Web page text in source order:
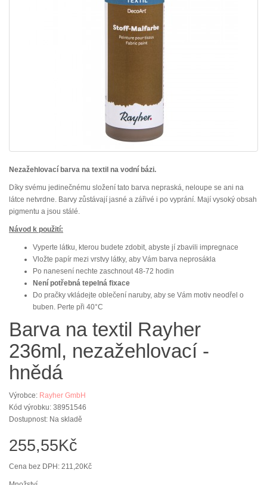
Nezažehlovací barva na textil na vodní bázi.
Díky svému jedinečnému složení tato barva nepraská, neloupe se ani na
látce netvrdne. Barvy zůstávají jasné a zářivé i po vyprání. Mají vysoký obsah
pigmentu a jsou stálé.
Návod k použití:
Vyperte látku, kterou budete zdobit, abyste jí zbavili impregnace
Vložte papír mezi vrstvy látky, aby Vám barva neprosákla
Po nanesení nechte zaschnout 48-72 hodin
Není potřebná tepelná fixace
Do pračky vkládejte oblečení naruby, aby se Vám motiv neodřel o
buben. Perte při 40°C
Barva na textil Rayher
236ml, nezažehlovací -
hnědá
Výrobce: Rayher GmbH
Kód výrobku: 38951546
Dostupnost: Na skladě
255,55Kč
Cena bez DPH: 211,20Kč